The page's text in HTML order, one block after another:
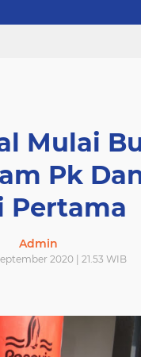
Mulai
Pk
Pertama
Admin
2020 | 21.53 WIB